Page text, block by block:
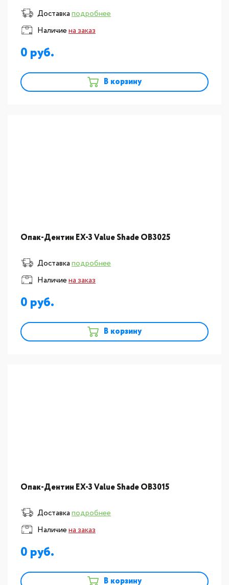
Доставкаподробнее
Наличиена заказ
0
В корзину
Опак-Дентин EX-3 Value Shade OB3025
Доставкаподробнее
Наличиена заказ
0
В корзину
Опак-Дентин EX-3 Value Shade OB3015
Доставкаподробнее
Наличиена заказ
0
В корзину